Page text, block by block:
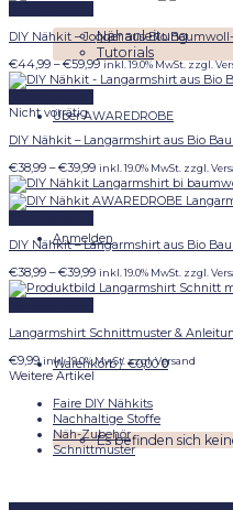
Nähanleitung
Tutorials
Über AWAREDROBE
Anmelden
Warenkorb /€0,00 0
Es befinden sich
DIY Nähkit – Jogger aus Bio
€44,99 –€59,99Preisspanne:
€44,99
€59,99
inkl. 19.0% MwSt. zzgl.
Nicht vorrätig
DIY Nähkit – Langarmshirt aus Bio
€38,99 –€39,99Preisspanne:
€38,99
bis
€39,99
inkl. 19.0% MwSt. zzgl.
DIY Nähkit – Langarmshirt aus Bio
€38,99 –€39,99Preisspanne:
€38,99
inkl. 19.0% MwSt. zzgl.
Langarmshirt Schnittmuster &
€9,99 inkl. 19.0% MwSt. zzgl. Versand
Weitere Artikel
Faire DIY Nähkits
Nachhaltige Stoffe
Näh-Zubehör
Schnittmuster